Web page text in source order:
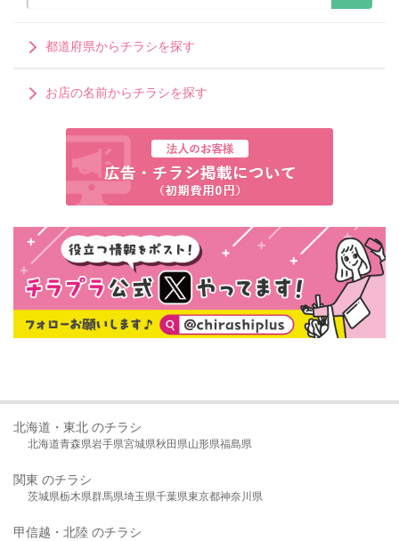
都道府県からチラシを探す
お店の名前からチラシを探す
北海道・東北 のチラシ
北海道青森県岩手県宮城県秋田県山形県福島県
関東 のチラシ
茨城県栃木県群馬県埼玉県千葉県東京都神奈川県
甲信越・北陸 のチラシ